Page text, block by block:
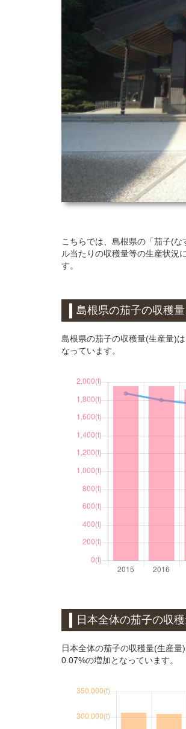
こちらでは、島根県の「茄子(
ル当たりの収穫量等の生産状況
す。
島根県の茄子の収穫
島根県の茄子の収穫量(生産量)
なっています。
日本全体の茄子の収
日本全体の茄子の収穫量(生産
0.07%の増加となっています。